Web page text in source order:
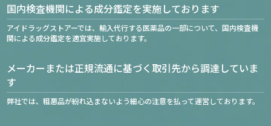
国内検査機関による成分鑑定を実施しております
アイドラッグストアーでは、輸入代行する医薬品の一部について、国内検査機
関による成分鑑定を適宜実施しております。
メーカーまたは正規流通に基づく取引先から調達していま
す
弊社では、粗悪品が紛れ込まないよう細心の注意を払って運営しております。